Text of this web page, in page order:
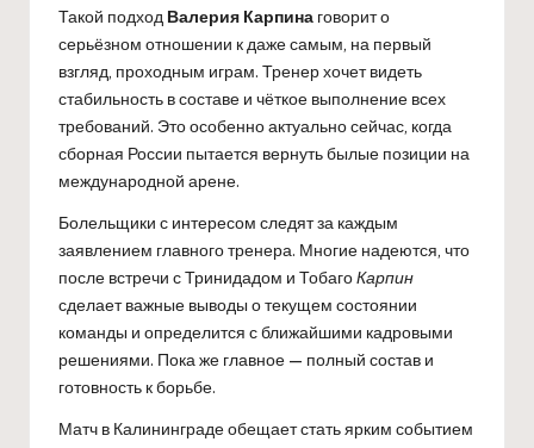
Такой подход Валерия Карпина говорит о
серьёзном отношении к даже самым, на первый
взгляд, проходным играм. Тренер хочет видеть
стабильность в составе и чёткое выполнение всех
требований. Это особенно актуально сейчас, когда
сборная России пытается вернуть былые позиции на
международной арене.
Болельщики с интересом следят за каждым
заявлением главного тренера. Многие надеются, что
после встречи с Тринидадом и ТобагоКарпин
сделает важные выводы о текущем состоянии
команды и определится с ближайшими кадровыми
решениями. Пока же главное — полный состав и
готовность к борьбе.
Матч в Калининграде обещает стать ярким событием